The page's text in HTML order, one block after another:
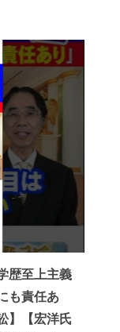
歴至上主義
も責任あ
】【宏洋氏